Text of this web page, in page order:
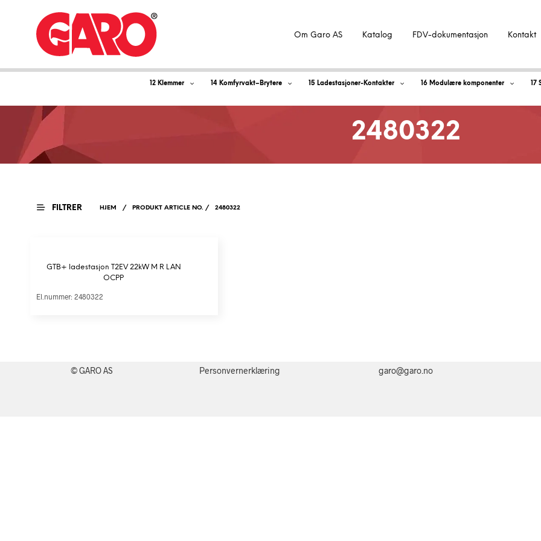
12 Klemmer 14 Komfyrvakt–Brytere 15 Ladestasjoner-Kontakter 16 Modulære komponenter
Om Garo AS Katalog FDV-dokumentasjon Kontakt
2480322
FILTRER HJEM / PRODUKT ARTICLE NO. / 2480322
GTB+ ladestasjon T2EV 22kW M R LAN
OCPP
El.nummer: 2480322
© GARO AS Personvernerklæring garo@garo.no